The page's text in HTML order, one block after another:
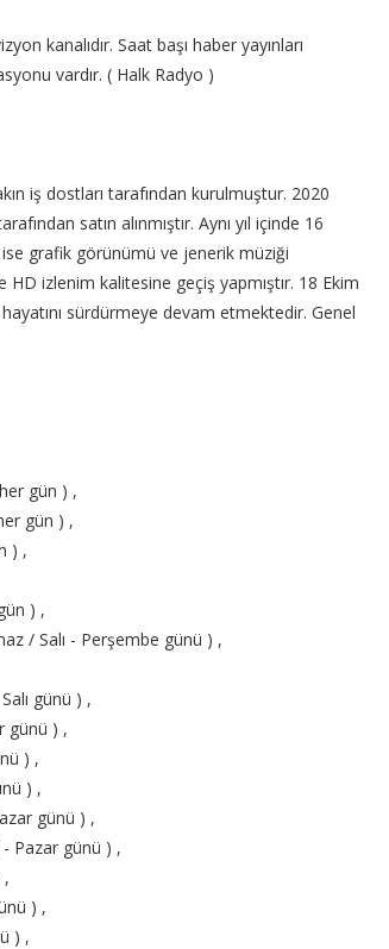
kanalıdır. Saat başı haber yayınları
vardır. ( Halk Radyo )
iş dostları tarafından kurulmuştur. 2020
satın alınmıştır. Aynı yıl içinde 16
grafik görünümü ve jenerik müziği
HD izlenim kalitesine geçiş yapmıştır. 18 Ekim
sürdürmeye devam etmektedir. Genel
gün ) ,
gün ) ,
) ,
) ,
/ Salı - Perşembe günü ) ,
günü ) ,
günü ) ,
) ,
) ,
günü ) ,
Pazar günü ) ,
,
) ,
) ,